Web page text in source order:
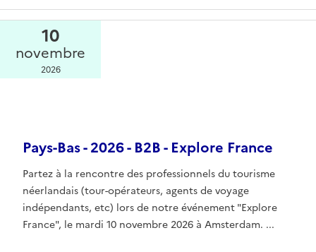
Pays-Bas - 2026 - B2B - Explore France
Partez à la rencontre des professionnels du tourisme
néerlandais (tour-opérateurs, agents de voyage
indépendants, etc) lors de notre événement "Explore
France", le mardi 10 novembre 2026 à Amsterdam. ...
10
novembre
2026